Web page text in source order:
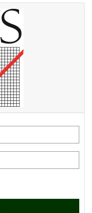
und